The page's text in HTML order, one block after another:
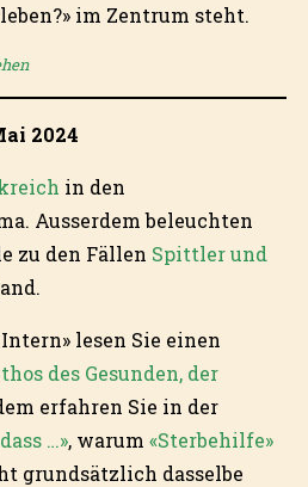
im Zentrum steht.
2024
in den
Ausserdem beleuchten
zu den Fällen Spittler und
lesen Sie einen
des Gesunden, der
erfahren Sie in der
…», warum «Sterbehilfe»
grundsätzlich dasselbe